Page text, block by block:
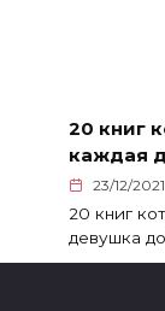
20 книг
каждая
23/12/2021
20 книг
девушка